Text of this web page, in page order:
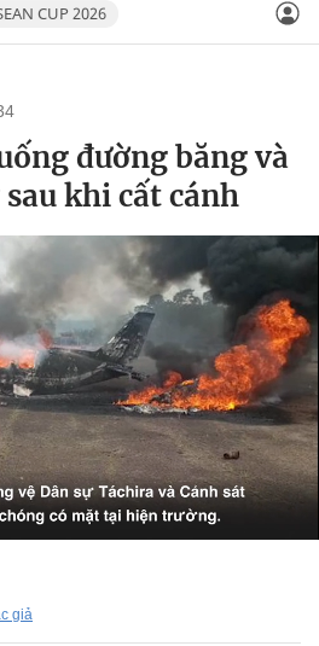
CUP 2026
đường băng và
khi cất cánh
giả